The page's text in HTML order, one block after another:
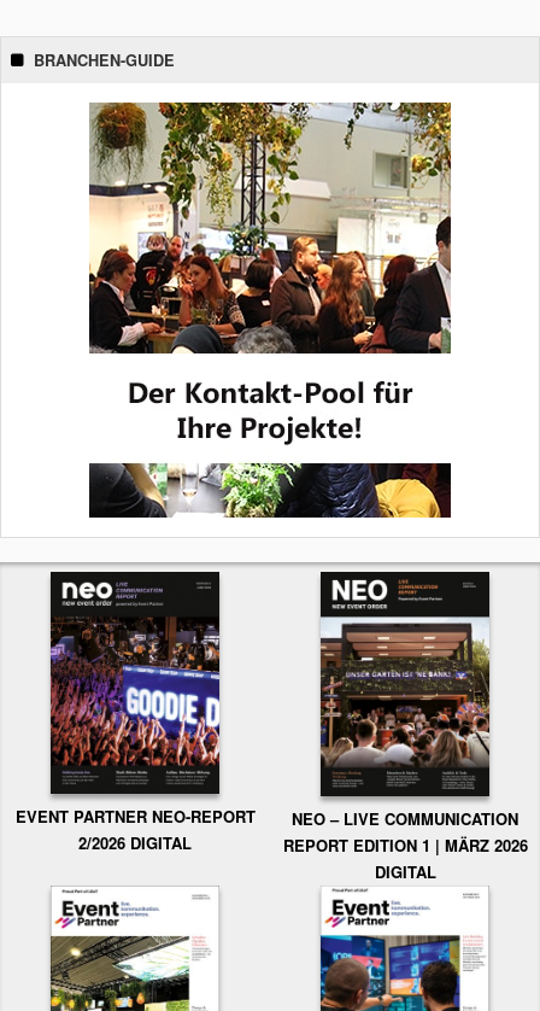
BRANCHEN-GUIDE
EVENT PARTNER NEO-REPORT
2/2026 DIGITAL
NEO – LIVE COMMUNICATION
REPORT EDITION 1 | MÄRZ 2026
DIGITAL